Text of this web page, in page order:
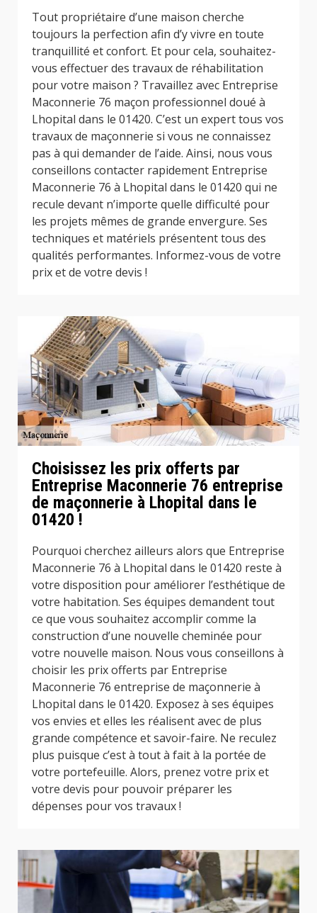
Tout propriétaire d’une maison cherche
toujours la perfection afin d’y vivre en toute
tranquillité et confort. Et pour cela, souhaitez-
vous effectuer des travaux de réhabilitation
pour votre maison ? Travaillez avec Entreprise
Maconnerie 76 maçon professionnel doué à
Lhopital dans le 01420. C’est un expert tous vos
travaux de maçonnerie si vous ne connaissez
pas à qui demander de l’aide. Ainsi, nous vous
conseillons contacter rapidement Entreprise
Maconnerie 76 à Lhopital dans le 01420 qui ne
recule devant n’importe quelle difficulté pour
les projets mêmes de grande envergure. Ses
techniques et matériels présentent tous des
qualités performantes. Informez-vous de votre
prix et de votre devis !
Choisissez les prix offerts par
Entreprise Maconnerie 76 entreprise
de maçonnerie à Lhopital dans le
01420 !
Pourquoi cherchez ailleurs alors que Entreprise
Maconnerie 76 à Lhopital dans le 01420 reste à
votre disposition pour améliorer l’esthétique de
votre habitation. Ses équipes demandent tout
ce que vous souhaitez accomplir comme la
construction d’une nouvelle cheminée pour
votre nouvelle maison. Nous vous conseillons à
choisir les prix offerts par Entreprise
Maconnerie 76 entreprise de maçonnerie à
Lhopital dans le 01420. Exposez à ses équipes
vos envies et elles les réalisent avec de plus
grande compétence et savoir-faire. Ne reculez
plus puisque c’est à tout à fait à la portée de
votre portefeuille. Alors, prenez votre prix et
votre devis pour pouvoir préparer les
dépenses pour vos travaux !